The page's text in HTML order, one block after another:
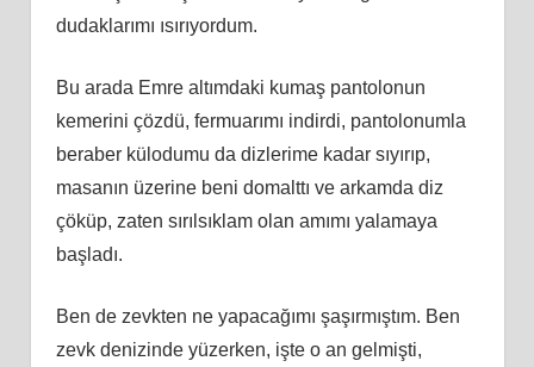
dudaklarımı ısırıyordum.
Bu arada Emre altımdaki kumaş pantolonun
kemerini çözdü, fermuarımı indirdi, pantolonumla
beraber külodumu da dizlerime kadar sıyırıp,
masanın üzerine beni domalttı ve arkamda diz
çöküp, zaten sırılsıklam olan amımı yalamaya
başladı.
Ben de zevkten ne yapacağımı şaşırmıştım. Ben
zevk denizinde yüzerken, işte o an gelmişti,